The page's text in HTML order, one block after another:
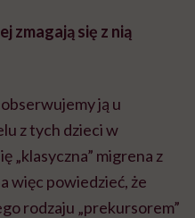
zmagają się z nią
ją u
z tych dzieci w
„klasyczna” migrena z
więc powiedzieć, że
rodzaju „prekursorem”